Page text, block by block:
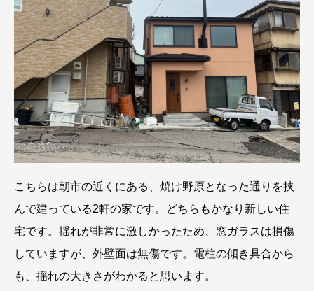
こちらは朝市の近くにある、焼け野原となった通りを挟
んで建っている2軒の家です。どちらもかなり新しい住
宅です。揺れが非常に激しかったため、窓ガラスは損傷
していますが、外壁面は無傷です。電柱の傾き具合から
も、揺れの大きさがわかると思います。